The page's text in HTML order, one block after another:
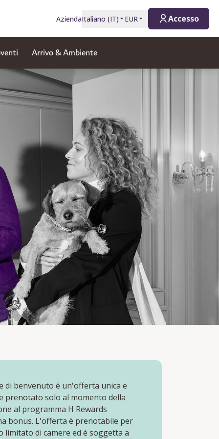
AziendaItaliano (IT) EUR Accesso
Arrivo & Ambiente
di benvenuto è un'offerta unica e
prenotato solo al momento della
al programma H Rewards
bonus. L'offerta è prenotabile per
limitato di camere ed è soggetta a